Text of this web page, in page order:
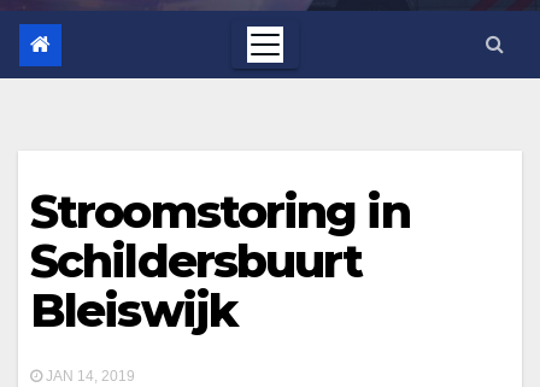
Stroomstoring in
Schildersbuurt
Bleiswijk
JAN 14, 2019